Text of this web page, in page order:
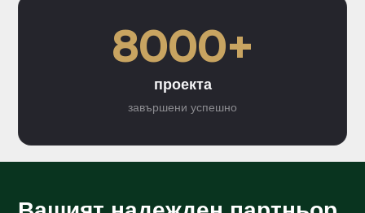
8000+
проекта
завършени успешно